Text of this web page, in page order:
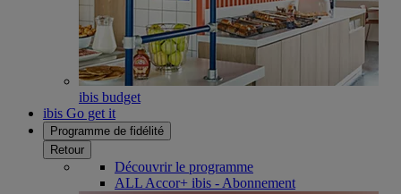
ibis budget
ibis Go get it
Programme de fidélité
Retour
Découvrir le programme
ALL Accor+ ibis - Abonnement